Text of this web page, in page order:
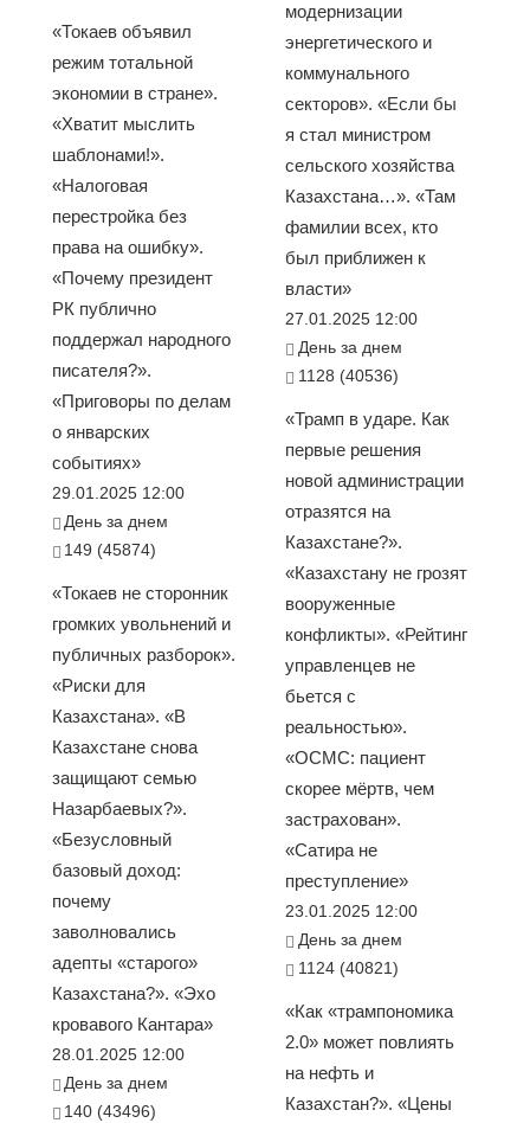
«Токаев объявил
режим тотальной
экономии в стране».
«Хватит мыслить
шаблонами!».
«Налоговая
перестройка без
права на ошибку».
«Почему президент
РК публично
поддержал народного
писателя?».
«Приговоры по делам
о январских
событиях»
29.01.2025 12:00
День за днем
149 (45874)
«Токаев не сторонник
громких увольнений и
публичных разборок».
«Риски для
Казахстана». «В
Казахстане снова
защищают семью
Назарбаевых?».
«Безусловный
базовый доход:
почему
заволновались
адепты «старого»
Казахстана?». «Эхо
кровавого Кантара»
28.01.2025 12:00
День за днем
140 (43496)
модернизации
энергетического и
коммунального
секторов». «Если бы
я стал министром
сельского хозяйства
Казахстана…». «Там
фамилии всех, кто
был приближен к
власти»
27.01.2025 12:00
День за днем
1128 (40536)
«Трамп в ударе. Как
первые решения
новой администрации
отразятся на
Казахстане?».
«Казахстану не грозят
вооруженные
конфликты». «Рейтинг
управленцев не
бьется с
реальностью».
«ОСМС: пациент
скорее мёртв, чем
застрахован».
«Сатира не
преступление»
23.01.2025 12:00
День за днем
1124 (40821)
«Как «трампономика
2.0» может повлиять
на нефть и
Казахстан?». «Цены